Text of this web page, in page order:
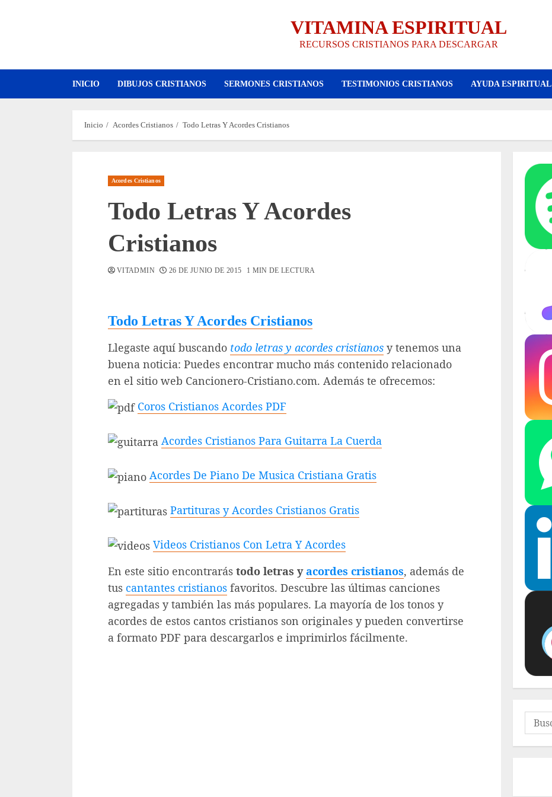
VITAMINA ESPIRITUAL
RECURSOS CRISTIANOS PARA DESCARGAR
INICIO DIBUJOS CRISTIANOS SERMONES CRISTIANOS TESTIMONIOS CRISTIANOS AYUDA ESPIRITUAL
Inicio Acordes Cristianos Todo Letras Y Acordes Cristianos
Acordes Cristianos
Todo Letras Y Acordes
Cristianos
VITADMIN 26 DE JUNIO DE 2015 1 MIN DE LECTURA
Todo Letras Y Acordes Cristianos
Llegaste aquí buscando todo letras y acordes cristianos y tenemos una
buena noticia: Puedes encontrar mucho más contenido relacionado
en el sitio web Cancionero-Cristiano.com. Además te ofrecemos:
Coros Cristianos Acordes PDF
Acordes Cristianos Para Guitarra La Cuerda
Acordes De Piano De Musica Cristiana Gratis
Partituras y Acordes Cristianos Gratis
Videos Cristianos Con Letra Y Acordes
En este sitio encontrarás todo letras yacordes cristianos, además de
tus cantantes cristianos favoritos. Descubre las últimas canciones
agregadas y también las más populares. La mayoría de los tonos y
acordes de estos cantos cristianos son originales y pueden convertirse
a formato PDF para descargarlos e imprimirlos fácilmente.
Buscar: